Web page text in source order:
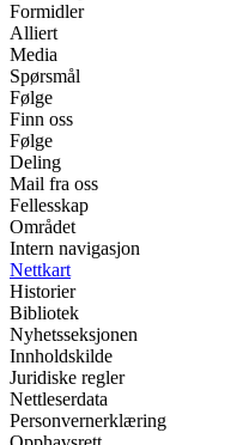
Formidler
Alliert
Media
Spørsmål
Følge
Finn oss
Følge
Deling
Mail fra oss
Fellesskap
Området
Intern navigasjon
Nettkart
Historier
Bibliotek
Nyhetsseksjonen
Innholdskilde
Juridiske regler
Nettleserdata
Personvernerklæring